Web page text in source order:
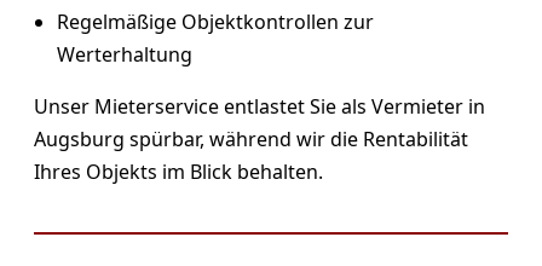
Regelmäßige Objektkontrollen zur
Werterhaltung
Unser Mieterservice entlastet Sie als Vermieter in
Augsburg spürbar, während wir die Rentabilität
Ihres Objekts im Blick behalten.